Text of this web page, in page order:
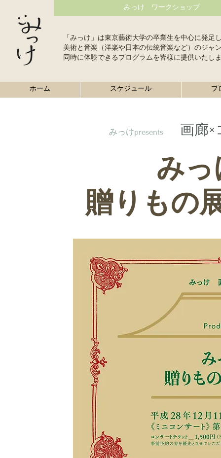
みっけ ワークショップ
「みっけ」は東京藝術大学の卒業生を中心に発足
美術と音楽（洋楽や日本の伝統音楽など）のジャ
同時に体験できるプログラムを皆様に提供いたし
ホーム スケジュール プ
みっけpresents 画廊
み
贈りもの